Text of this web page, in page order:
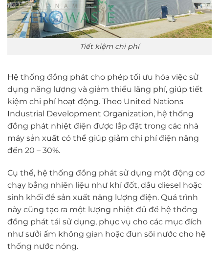
Tiết kiệm chi phí
Hệ thống đồng phát cho phép tối ưu hóa việc sử
dụng năng lượng và giảm thiểu lãng phí, giúp tiết
kiệm chi phí hoạt động. Theo United Nations
Industrial Development Organization, hệ thống
đồng phát nhiệt điện được lắp đặt trong các nhà
máy sản xuất có thể giúp giảm chi phí điện năng
đến 20 – 30%.
Cụ thể, hệ thống đồng phát sử dụng một động cơ
chạy bằng nhiên liệu như khí đốt, dầu diesel hoặc
sinh khối để sản xuất năng lượng điện. Quá trình
này cũng tạo ra một lượng nhiệt đủ để hệ thống
đồng phát tái sử dụng, phục vụ cho các mục đích
như sưởi ấm không gian hoặc đun sôi nước cho hệ
thống nước nóng.